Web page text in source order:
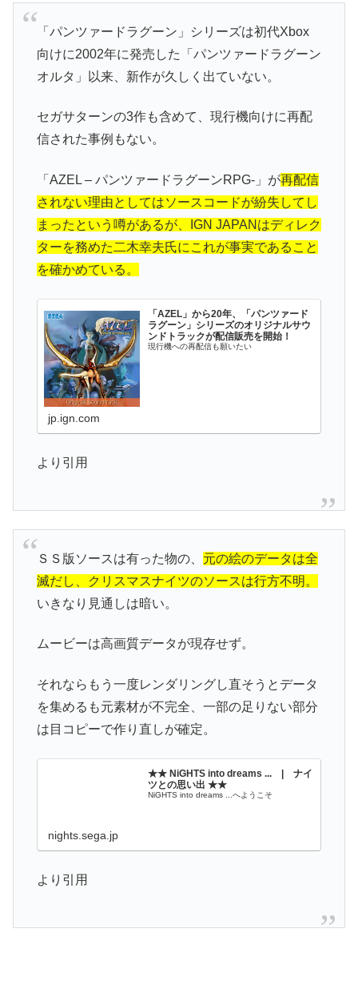
「パンツァードラグーン」シリーズは初代Xbox
向けに2002年に発売した「パンツァードラグーン
オルタ」以来、新作が久しく出ていない。
セガサターンの3作も含めて、現行機向けに再配
信された事例もない。
「AZEL – パンツァードラグーンRPG‐」が再配信
されない理由としてはソースコードが紛失してし
まったという噂があるが、IGN JAPANはディレク
ターを務めた二木幸夫氏にこれが事実であること
を確かめている。
「AZEL」から20年、「パンツァード
ラグーン」シリーズのオリジナルサウ
ンドトラックが配信販売を開始！
現行機への再配信も願いたい
jp.ign.com
より引用
ＳＳ版ソースは有った物の、 元の絵のデータは全
滅だし、クリスマスナイツのソースは行方不明。
いきなり見通しは暗い。
ムービーは高画質データが現存せず。
それならもう一度レンダリングし直そうとデータ
を集めるも元素材が不完全、一部の足りない部分
は目コピーで作り直しが確定。
★★ NiGHTS into dreams ... | ナイ
ツとの思い出 ★★
NiGHTS into dreams ...へようこそ
nights.sega.jp
より引用